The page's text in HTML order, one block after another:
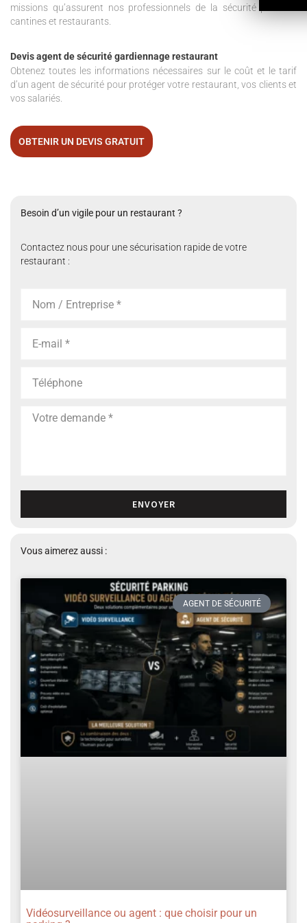
missions qu’assurent nos professionnels de la sécurité pour les
cantines et restaurants.
Devis agent de sécurité gardiennage restaurant
Obtenez toutes les informations nécessaires sur le coût et le tarif
d’un agent de sécurité pour protéger votre restaurant, vos clients et
vos salariés.
OBTENIR UN DEVIS GRATUIT
Besoin d’un vigile pour un restaurant ?
Contactez nous pour une sécurisation rapide de votre
restaurant :
ENVOYER
Vous aimerez aussi :
AGENT DE SÉCURITÉ
Vidéosurveillance ou agent : que choisir pour un